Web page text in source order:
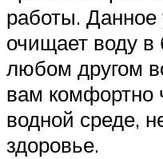
работы. Данное
очищает воду в
любом другом
вам комфортно
водной среде,
здоровье.